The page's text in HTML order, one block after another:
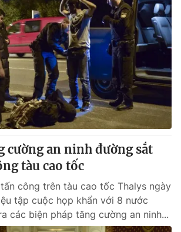
cường an ninh đường sắt
tàu cao tốc
công trên tàu cao tốc Thalys ngày
tập cuộc họp khẩn với 8 nước
các biện pháp tăng cường an ninh...